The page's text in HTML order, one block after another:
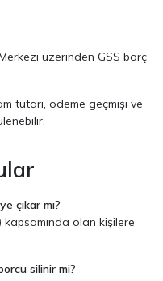
üzerinden GSS borç
tutarı, ödeme geçmişi ve
çıkar mı?
olan kişilere
silinir mi?